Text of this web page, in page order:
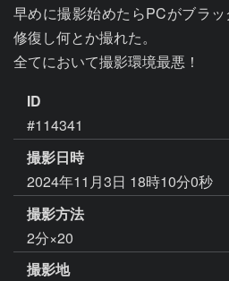
早めに撮影始めたらPCがブラ
修復し何とか撮れた。
全てにおいて撮影環境最悪！
ID
#114341
撮影日時
2024年11月3日 18時10分0秒
撮影方法
2分×20
撮影地